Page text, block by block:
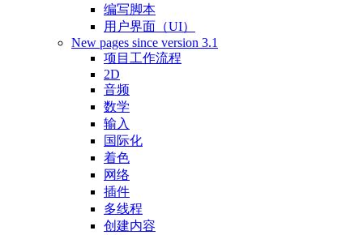
编写脚本
用户界面（UI）
New pages since version 3.1
项目工作流程
2D
音频
数学
输入
国际化
着色
网络
插件
多线程
创建内容